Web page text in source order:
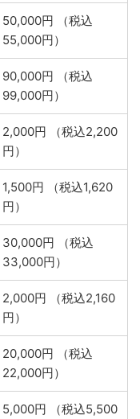
50,000円 （税込
55,000円）
90,000円 （税込
99,000円）
2,000円 （税込2,200
円）
1,500円 （税込1,620
円）
30,000円 （税込
33,000円）
2,000円 （税込2,160
円）
20,000円 （税込
22,000円）
5,000円 （税込5,500